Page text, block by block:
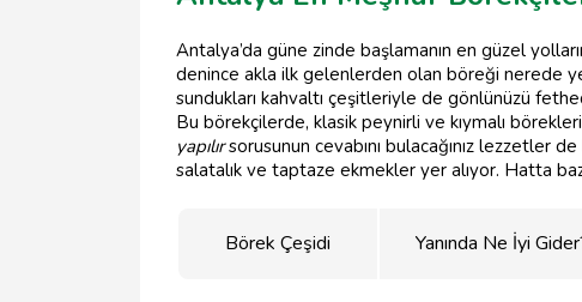
Antalya’da güne zinde başlamanın en güzel
denince akla ilk gelenlerden olan böreği nerede
sundukları kahvaltı çeşitleriyle de gönlünüzü
Bu börekçilerde, klasik peynirli ve kıymalı
yapılırsorusunun cevabını bulacağınız lezzetler
salatalık ve taptaze ekmekler yer alıyor. Hatta
Börek Çeşidi Yanında Ne İyi